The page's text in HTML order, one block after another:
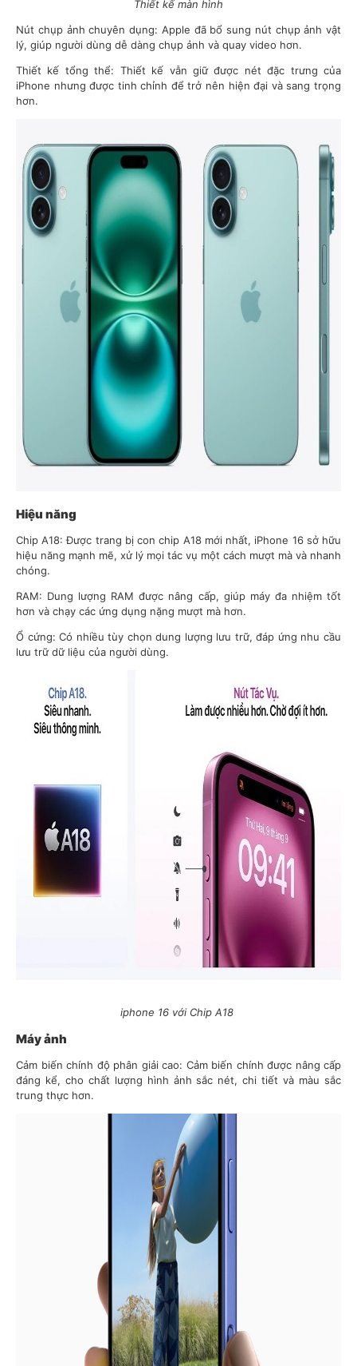
Thiết kế màn hình
Nút chụp ảnh chuyên dụng: Apple đã bổ sung nút chụp ảnh vật
lý, giúp người dùng dễ dàng chụp ảnh và quay video hơn.
Thiết kế tổng thể: Thiết kế vẫn giữ được nét đặc trưng của
iPhone nhưng được tinh chỉnh để trở nên hiện đại và sang trọng
hơn.
Hiệu năng
Chip A18: Được trang bị con chip A18 mới nhất, iPhone 16 sở hữu
hiệu năng mạnh mẽ, xử lý mọi tác vụ một cách mượt mà và nhanh
chóng.
RAM: Dung lượng RAM được nâng cấp, giúp máy đa nhiệm tốt
hơn và chạy các ứng dụng nặng mượt mà hơn.
Ổ cứng: Có nhiều tùy chọn dung lượng lưu trữ, đáp ứng nhu cầu
lưu trữ dữ liệu của người dùng.
iphone 16 với Chip A18
Máy ảnh
Cảm biến chính độ phân giải cao: Cảm biến chính được nâng cấp
đáng kể, cho chất lượng hình ảnh sắc nét, chi tiết và màu sắc
trung thực hơn.